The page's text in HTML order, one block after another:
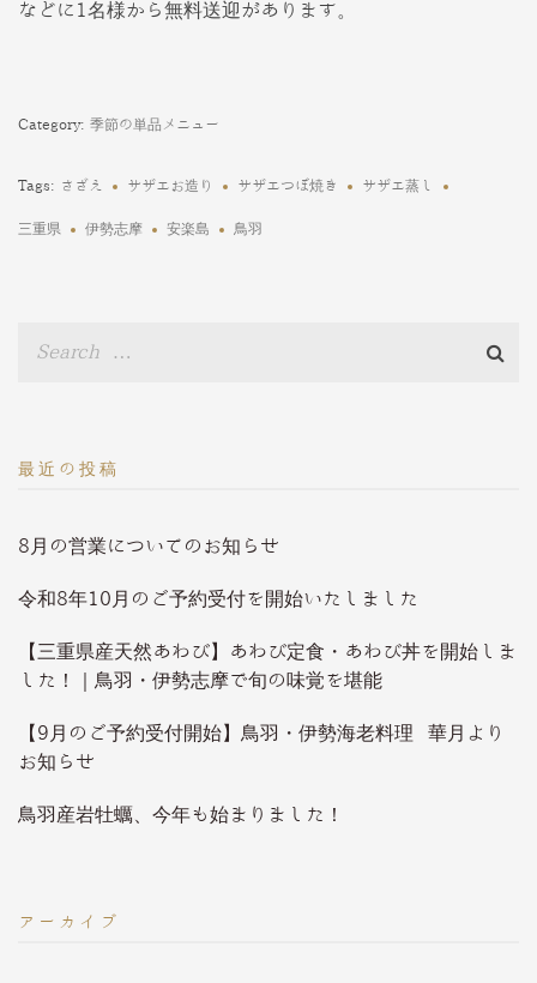
などに1名様から無料送迎があります。
Category: 季節の単品メニュー
Tags: さざえ サザエお造り サザエつぼ焼き サザエ蒸し
三重県 伊勢志摩 安楽島 鳥羽
最近の投稿
8月の営業についてのお知らせ
令和8年10月のご予約受付を開始いたしました
【三重県産天然あわび】あわび定食・あわび丼を開始しま
した！｜鳥羽・伊勢志摩で旬の味覚を堪能
【9月のご予約受付開始】鳥羽・伊勢海老料理 華月より
お知らせ
鳥羽産岩牡蠣、今年も始まりました！
アーカイブ